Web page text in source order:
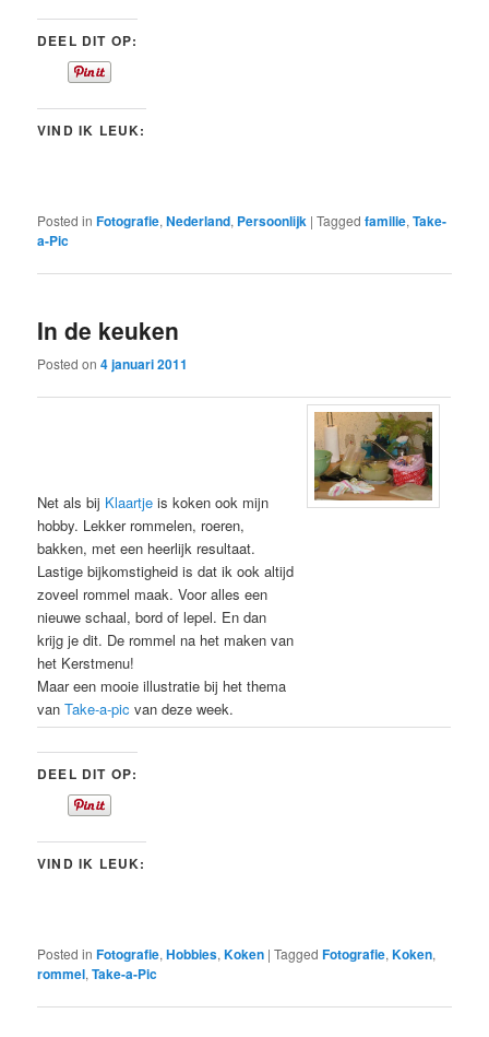
DEEL DIT OP:
VIND IK LEUK:
Posted in Fotografie,Nederland, Persoonlijk |Tagged familie,Take-
a-Pic
In de keuken
Posted on4 januari 2011
Net als bij Klaartje is koken ook mijn
hobby. Lekker rommelen, roeren,
bakken, met een heerlijk resultaat.
Lastige bijkomstigheid is dat ik ook altijd
zoveel rommel maak. Voor alles een
nieuwe schaal, bord of lepel. En dan
krijg je dit. De rommel na het maken van
het Kerstmenu!
Maar een mooie illustratie bij het thema
vanTake-a-pic van deze week.
DEEL DIT OP:
VIND IK LEUK:
Posted in Fotografie,Hobbies,Koken |Tagged Fotografie,Koken,
rommel,Take-a-Pic